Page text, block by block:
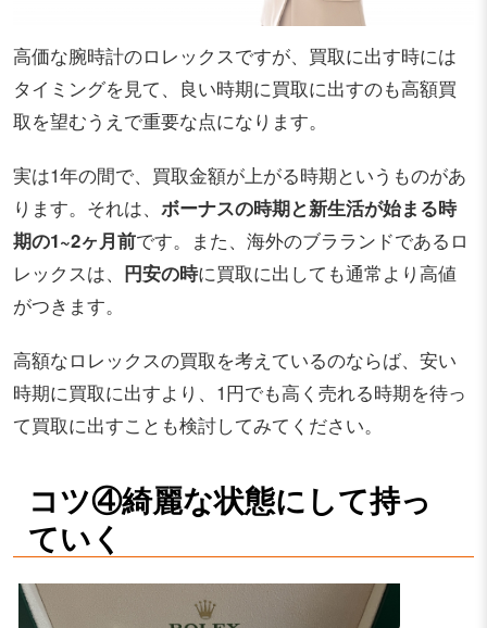
高価な腕時計のロレックスですが、買取に出す時には
タイミングを見て、良い時期に買取に出すのも高額買
取を望むうえで重要な点になります。
実は1年の間で、買取金額が上がる時期というものがあ
ります。それは、 ボーナスの時期と新生活が始まる時
期の1~2ヶ月前です。また、海外のブラランドであるロ
レックスは、 円安の時に買取に出しても通常より高値
がつきます。
高額なロレックスの買取を考えているのならば、安い
時期に買取に出すより、1円でも高く売れる時期を待っ
て買取に出すことも検討してみてください。
コツ④綺麗な状態にして持っ
ていく